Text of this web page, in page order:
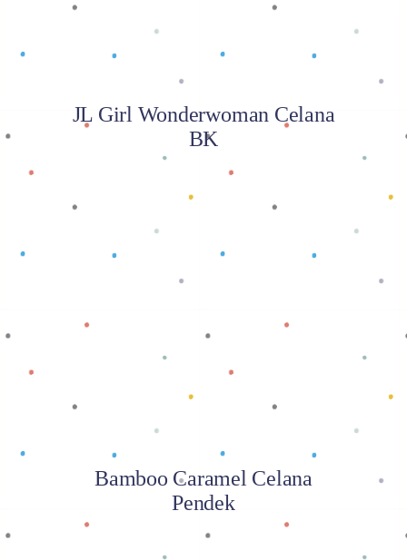
JL Girl Wonderwoman Celana
BK
Bamboo Caramel Celana
Pendek